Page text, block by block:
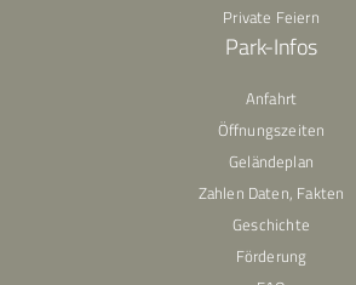
Private Feiern
Park-Infos
Anfahrt
Öffnungszeiten
Geländeplan
Zahlen Daten, Fakten
Geschichte
Förderung